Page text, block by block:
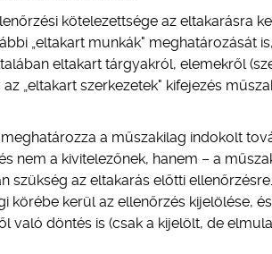
kötelezettsége az eltakarásra
„eltakart munkák" meghatározását
eltakart tárgyakról, elemekről
„eltakart szerkezetek" kifejezés
a műszakilag indokolt
nem a kivitelezőnek, hanem – a
az eltakarás előtti
kerül az ellenőrzés kijelölése,
való döntés is (csak a kijelölt, de